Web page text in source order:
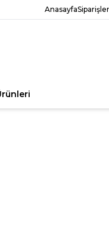
Anasayfa